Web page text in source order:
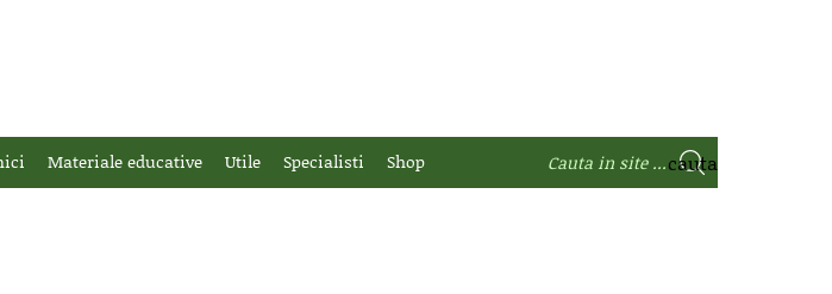
Materiale educative Utile Specialisti Shop